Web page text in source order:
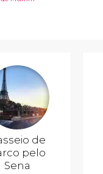
de
pelo
Sena